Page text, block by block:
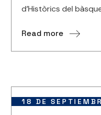
d’Històrics del
Read more
18 DE